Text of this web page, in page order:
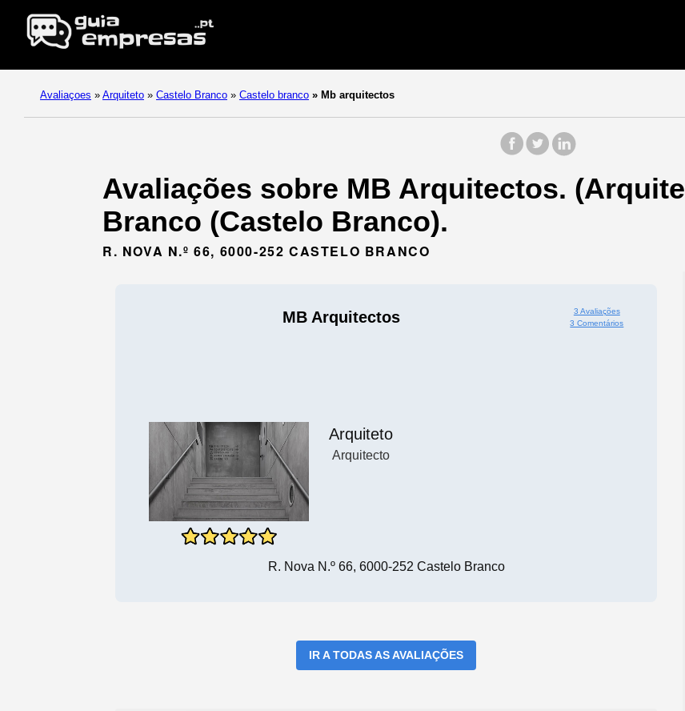
Avaliaçoes » Arquiteto » Castelo Branco » Castelo branco » Mb arquitectos
Avaliações sobre MB Arquitectos.
Branco (Castelo Branco).
R. NOVA N.º 66, 6000-252 CASTELO BRANCO
MB Arquitectos
3 Avaliações
3 Comentários
Arquiteto
Arquitecto
R. Nova N.º 66, 6000-252 Castelo Branco
IR A TODAS AS AVALIAÇÕES